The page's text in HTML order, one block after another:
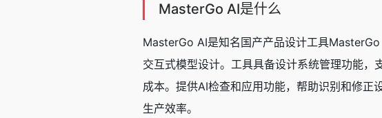
MasterGo AI是什么
MasterGo AI是知名国产产品设计工具
交互式模型设计。工具具备设计系统管理功能
成本。提供AI检查和应用功能，帮助识别和修
生产效率。